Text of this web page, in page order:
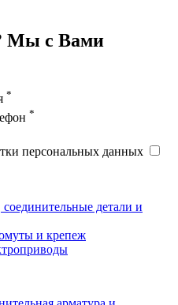
Мы с Вами
*
*
персональных данных
детали и
и крепеж